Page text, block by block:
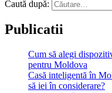
Caută după:
Publicatii
Cum să alegi
pentru Moldova
Casă inteligentă în
să iei în considerare?